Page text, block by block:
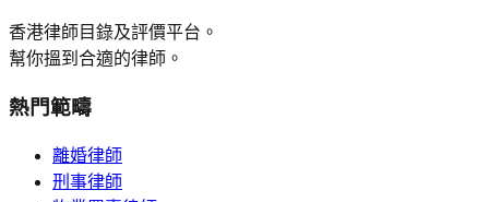
香港律師目錄及評價平台。
幫你搵到合適的律師。
熱門範疇
離婚律師
刑事律師